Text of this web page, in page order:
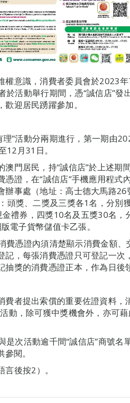
權意識，消費者委員會於2023
於活動舉行期間，憑“誠信店”發
迎居民踴躍參加。
”活動分兩期進行，第一期由
12月31日。
澳門居民，持“誠信店”於上述期
證，在“誠信店”手機應用程式
辦事處（地址：高士德大馬路26
頭獎、二獎及三獎各1名，分別
禮券，四獎10名及五獎30名，
電子貨幣儲值卡乙張。
費憑證內須清楚顯示消費金額
記，每張消費憑證只可登記一次
獎的消費憑證正本，作為日後
費者提出索償的重要佐證資料，
動，除可獲中獎機會外，亦可
是次活動逾千間“誠信店”商號名
閱。
後按2）。